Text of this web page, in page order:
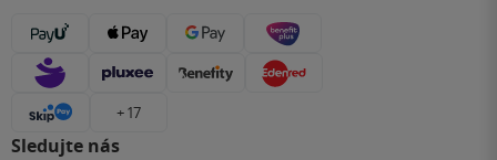
+ 17
Sledujte nás